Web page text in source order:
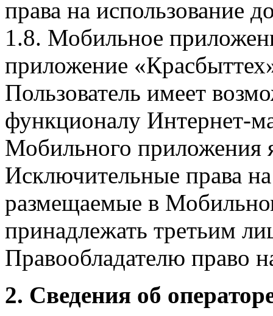
права на использование
1.8. Мобильное
приложение
Пользователь имеет
функционалу Интернет-
Мобильного приложения
Исключительные права
размещаемые в
принадлежать третьим
Правообладателю право
2. Сведения об